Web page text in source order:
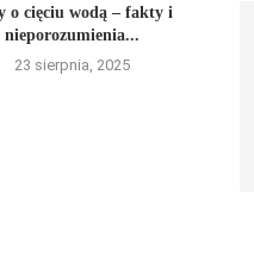
o cięciu wodą – fakty i
nieporozumienia...
23 sierpnia, 2025